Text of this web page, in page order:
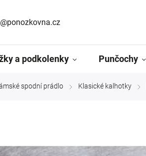
a podkolenky Punčochy
spodní prádlo / Klasické kalhotky /